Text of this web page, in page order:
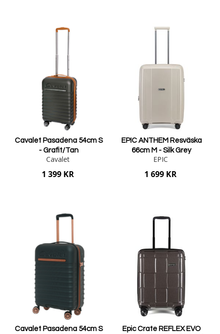
Cavalet Pasadena 54cm S
- Grafit/Tan
Cavalet
1 399 KR
EPIC ANTHEM Resväska
66cm M - Silk Grey
EPIC
1 699 KR
Cavalet Pasadena 54cm S
Epic Crate REFLEX EVO